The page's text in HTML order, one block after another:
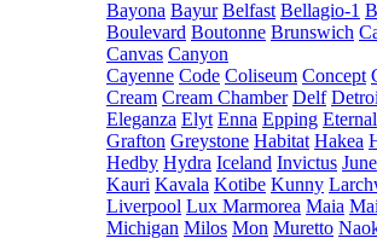
Bayona Bayur Belfast Bellagio-1
Boulevard Boutonne Brunswich
Canvas Canyon
Cayenne Code Coliseum Concept
Cream Cream Chamber Delf
Eleganza Elyt Enna Epping Eternal
Grafton Greystone Habitat Hakea
Hedby Hydra Iceland Invictus June
Kauri Kavala Kotibe Kunny
Liverpool Lux Marmorea Maia
Michigan Milos Mon Muretto